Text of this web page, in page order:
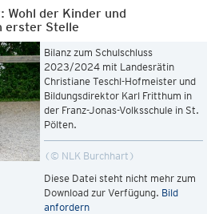
Wohl der Kinder und
erster Stelle
Bilanz zum Schulschluss
2023/2024 mit Landesrätin
Christiane Teschl-Hofmeister und
Bildungsdirektor Karl Fritthum in
der Franz-Jonas-Volksschule in St.
Pölten.
© NLK Burchhart
Diese Datei steht nicht mehr zum
Download zur Verfügung. Bild
anfordern